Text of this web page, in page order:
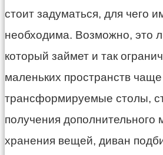
стоит задуматься, для чего
необходима. Возможно, это
который займет и так
маленьких пространств
трансформируемые столы,
получения дополнительного
хранения вещей, диван